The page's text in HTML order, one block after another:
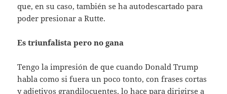
que, en su caso, también se ha autodescartado para
poder presionar a Rutte.
Es triunfalista pero no gana
Tengo la impresión de que cuando Donald Trump
habla como si fuera un poco tonto, con frases cortas
y adjetivos grandilocuentes, lo hace para dirigirse a